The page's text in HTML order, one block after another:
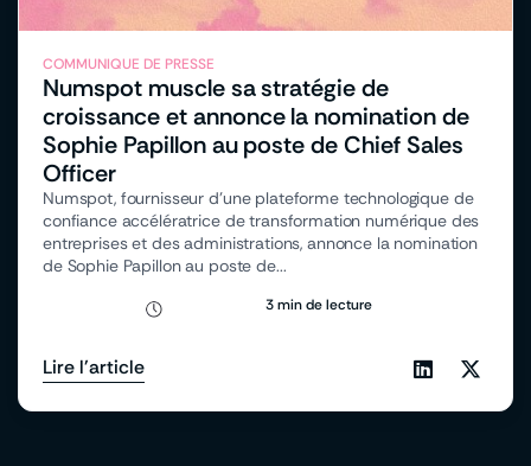
COMMUNIQUE DE PRESSE
Numspot muscle sa stratégie de
croissance et annonce la nomination de
Sophie Papillon au poste de Chief Sales
Officer
Numspot, fournisseur d’une plateforme technologique de
confiance accélératrice de transformation numérique des
entreprises et des administrations, annonce la nomination
de Sophie Papillon au poste de...
3 min de lecture
Lire l'article